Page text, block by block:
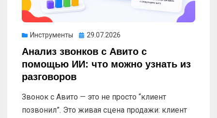
Инструменты Опубликовано
29.07.2026
Анализ звонков с Авито с
помощью ИИ: что можно узнать из
разговоров
Звонок с Авито — это не просто “клиент
позвонил”. Это живая сцена продажи: клиент